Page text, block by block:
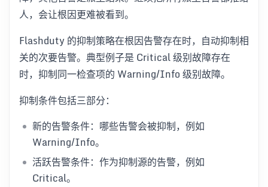
人，会让根因更难被看到。
Flashduty 的抑制策略在根因告警存在时，自动抑制相
关的次要告警。典型例子是 Critical 级别故障存在
时，抑制同一检查项的 Warning/Info 级别故障。
抑制条件包括三部分：
新的告警条件：哪些告警会被抑制，例如
Warning/Info。
活跃告警条件：作为抑制源的告警，例如
Critical。